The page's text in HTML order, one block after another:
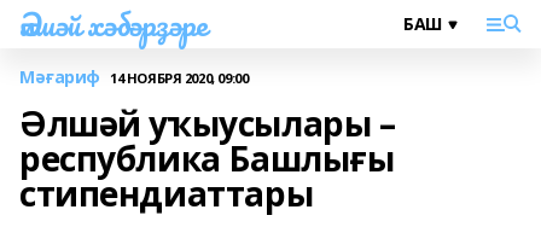
Әлшәй хәбәрҙәре
Мәғариф 14 НОЯБРЯ 2020, 09:00
Әлшәй уҡыусылары –
республика Башлығы
стипендиаттары